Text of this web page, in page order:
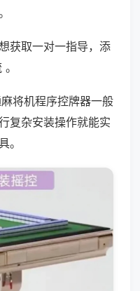
获取一对一指导，添
将机程序控牌器一般
复杂安装操作就能实
。